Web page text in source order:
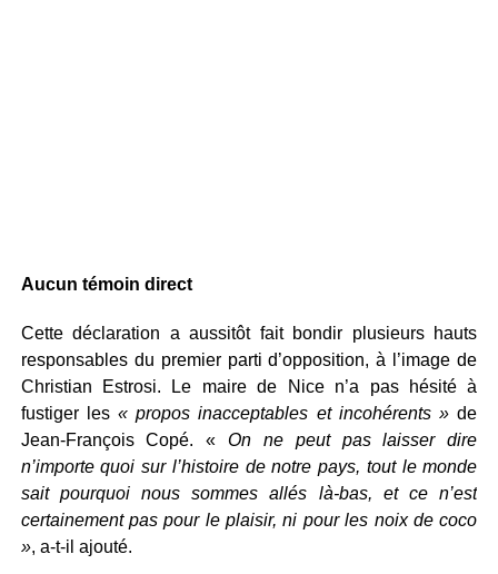
Aucun témoin direct
Cette déclaration a aussitôt fait bondir plusieurs hauts
responsables du premier parti d’opposition, à l’image de
Christian Estrosi. Le maire de Nice n’a pas hésité à
fustiger les« propos inacceptables et incohérents » de
Jean-François Copé. « On ne peut pas laisser dire
n’importe quoi sur l’histoire de notre pays, tout le monde
sait pourquoi nous sommes allés là-bas, et ce n’est
certainement pas pour le plaisir, ni pour les noix de coco
», a-t-il ajouté.